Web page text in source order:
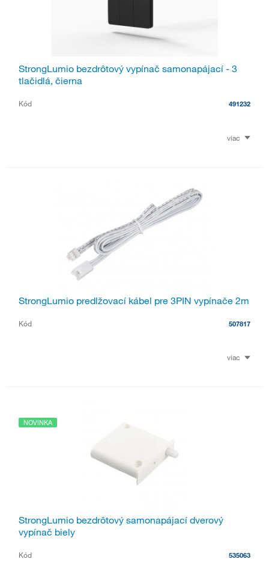
StrongLumio bezdrôtový vypínač samonapájací - 3
tlačidlá, čierna
Kód 491232
viac
StrongLumio predlžovací kábel pre 3PIN vypínače 2m
Kód 507817
viac
NOVINKA
StrongLumio bezdrôtový samonapájací dverový
vypínač biely
Kód 535063